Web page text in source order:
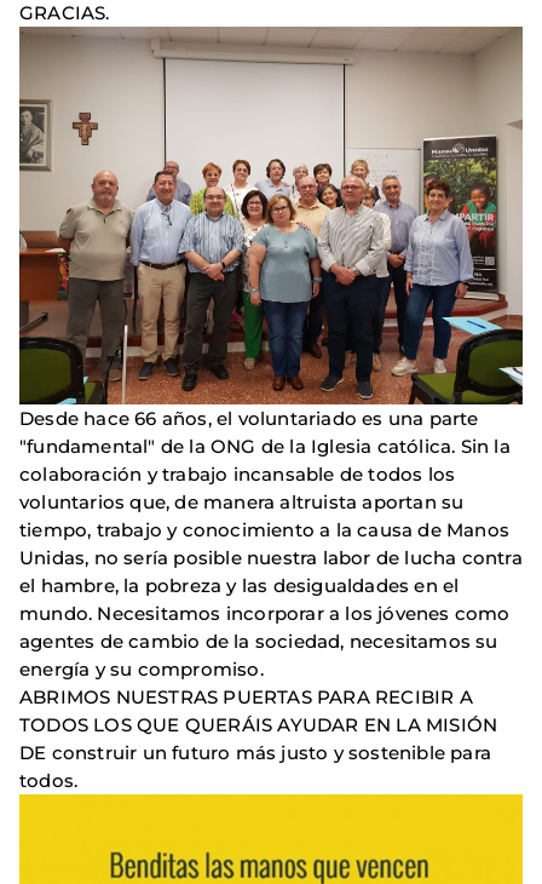
GRACIAS.
Desde hace 66 años, el voluntariado es una parte
"fundamental" de la ONG de la Iglesia católica. Sin la
colaboración y trabajo incansable de todos los
voluntarios que, de manera altruista aportan su
tiempo, trabajo y conocimiento a la causa de Manos
Unidas, no sería posible nuestra labor de lucha contra
el hambre, la pobreza y las desigualdades en el
mundo. Necesitamos incorporar a los jóvenes como
agentes de cambio de la sociedad, necesitamos su
energía y su compromiso.
ABRIMOS NUESTRAS PUERTAS PARA RECIBIR A
TODOS LOS QUE QUERÁIS AYUDAR EN LA MISIÓN
DE construir un futuro más justo y sostenible para
todos.